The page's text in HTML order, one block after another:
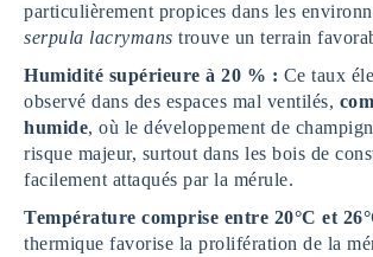
particulièrement propices dans les
serpula lacrymans trouve un terrain
Humidité supérieure à 20 % : Ce taux
observé dans des espaces mal ventilés,
humide, où le développement de
risque majeur, surtout dans les bois de
facilement attaqués par la mérule.
Température comprise entre 20°C et
thermique favorise la prolifération de la